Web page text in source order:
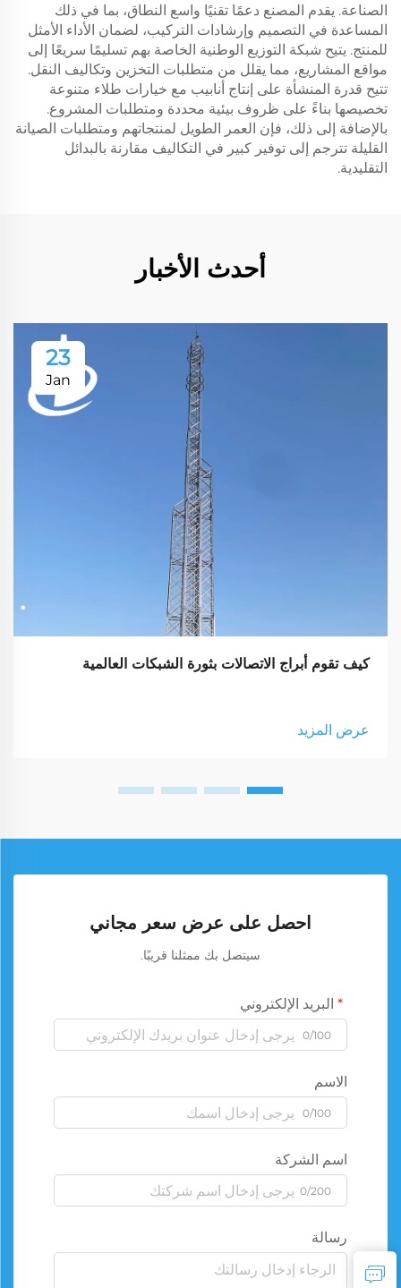
الصناعة. يقدم المصنع دعمًا تقنيًا واسع النطاق، بما في ذلك
المساعدة في التصميم وإرشادات التركيب، لضمان الأداء الأمثل
للمنتج. يتيح شبكة التوزيع الوطنية الخاصة بهم تسليمًا سريعًا إلى
مواقع المشاريع، مما يقلل من متطلبات التخزين وتكاليف النقل.
تتيح قدرة المنشأة على إنتاج أنابيب مع خيارات طلاء متنوعة
تخصيصها بناءً على ظروف بيئية محددة ومتطلبات المشروع.
بالإضافة إلى ذلك، فإن العمر الطويل لمنتجاتهم ومتطلبات الصيانة
القليلة تترجم إلى توفير كبير في التكاليف مقارنة بالبدائل
التقليدية.
أحدث الأخبار
23
Jan
كيف تقوم أبراج الاتصالات بثورة الشبكات العالمية
عرض المزيد
احصل على عرض سعر مجاني
سيتصل بك ممثلنا قريبًا.
البريد الإلكتروني
0/100
الاسم
0/100
اسم الشركة
0/200
رسالة